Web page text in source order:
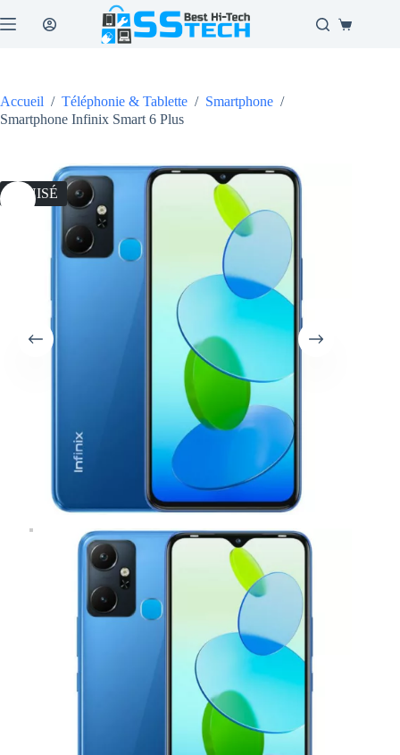
au
Panier
Accueil / Téléphonie & Tablette / Smartphone /
Smartphone Infinix Smart 6 Plus
ÉPUISÉ